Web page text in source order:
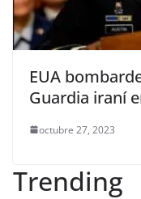
EUA
Guardia iraní
octubre 27, 2023
Trending